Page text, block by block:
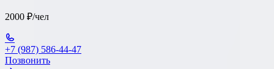
2000 ₽/чел
+7 (987) 586-44-47
Позвонить